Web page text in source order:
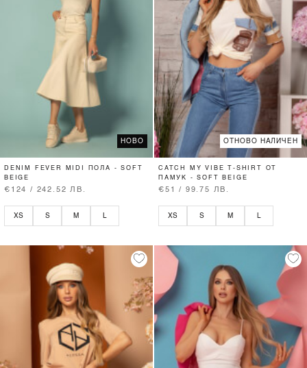
НОВО
DENIM FEVER MIDI ПОЛА - SOFT
BEIGE
€124 / 242.52 ЛВ.
XS S M
ОТНОВО НАЛИЧЕН
CATCH MY VIBE T-SHIRT ОТ
ПАМУК - SOFT BEIGE
€51 / 99.75 ЛВ.
XS S M